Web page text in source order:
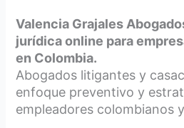
Valencia Grajales
jurídica online para
en Colombia.
Abogados litigantes y
enfoque preventivo y
empleadores colombianos